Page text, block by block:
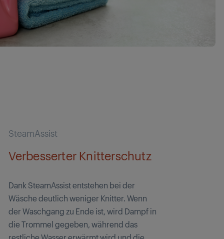
SteamAssist
Verbesserter Knitterschutz
Dank SteamAssist entstehen bei der
Wäsche deutlich weniger Knitter. Wenn
der Waschgang zu Ende ist, wird Dampf in
die Trommel gegeben, während das